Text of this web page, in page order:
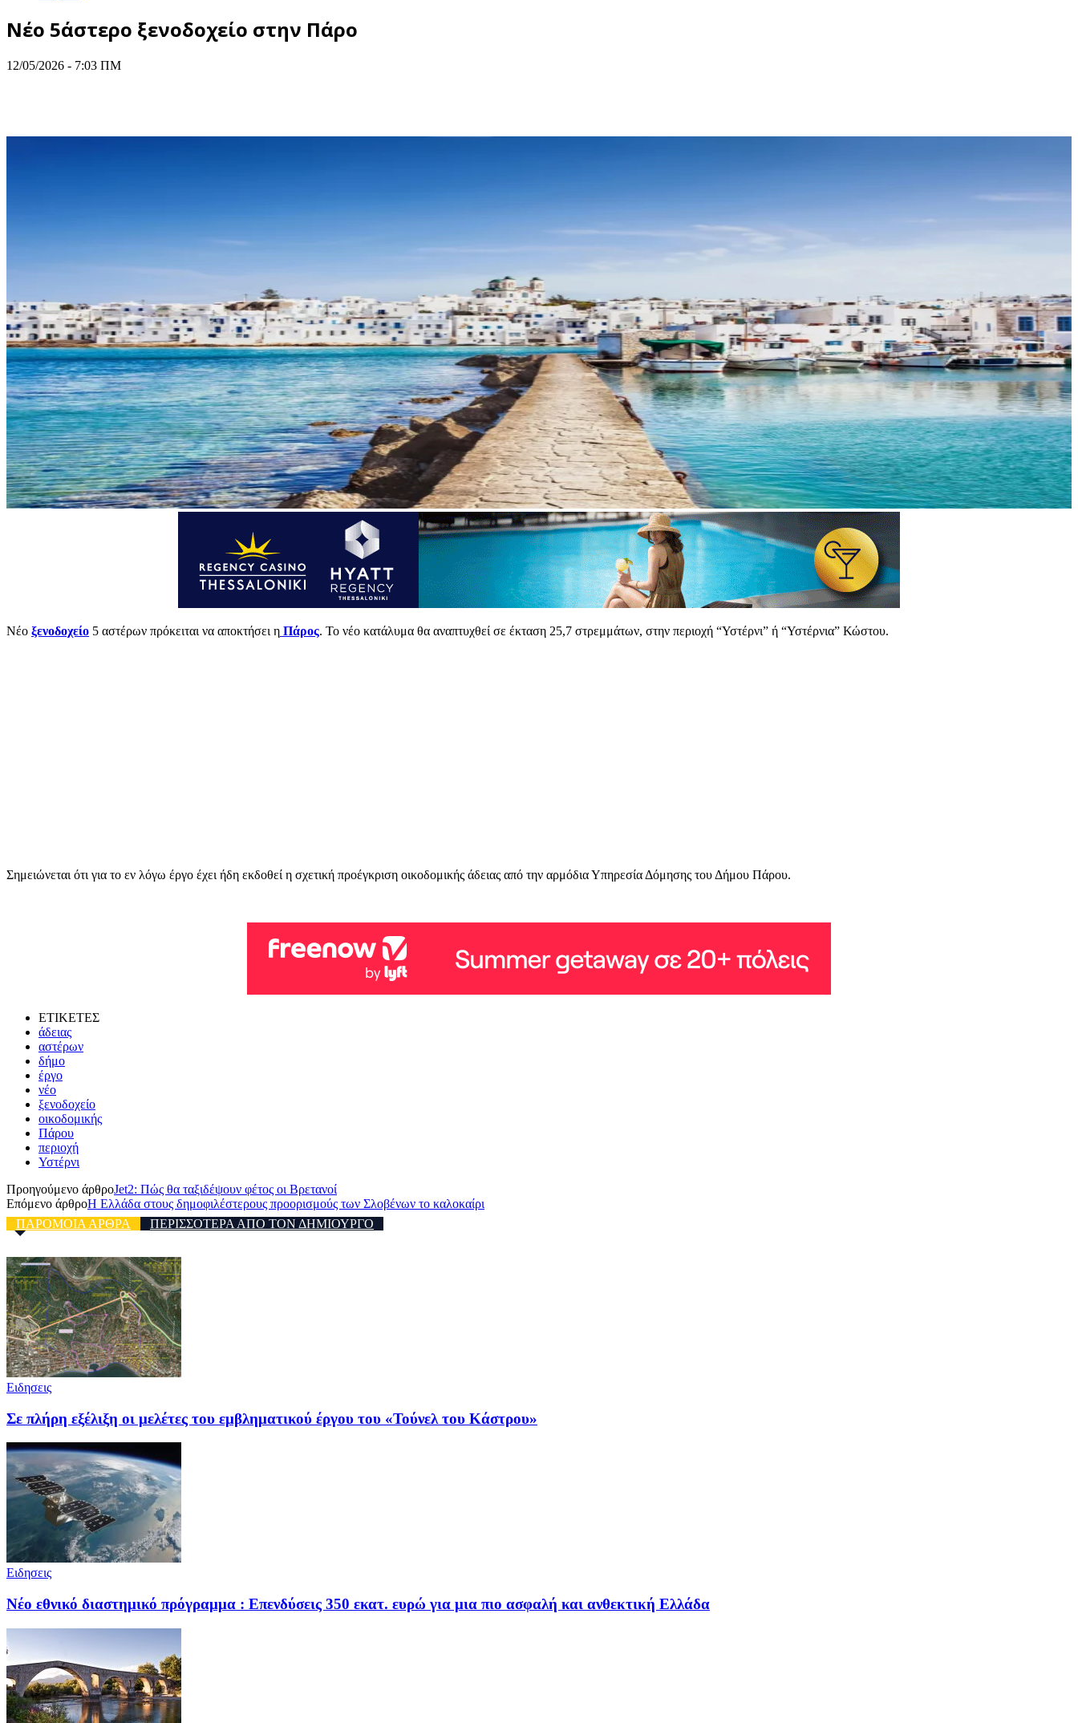
Νέο 5άστερο ξενοδοχείο στην Πάρο
12/05/2026 - 7:03 ΠΜ
Νέο ξενοδοχείο 5 αστέρων πρόκειται να αποκτήσει η Πάρος. Το νέο κατάλυμα θα αναπτυχθεί σε έκταση 25,7 στρεμμάτων, στην περιοχή “Υστέρνι” ή “Υστέρνια” Κώστου.
Σημειώνεται ότι για το εν λόγω έργο έχει ήδη εκδοθεί η σχετική προέγκριση οικοδομικής άδειας από την αρμόδια Υπηρεσία Δόμησης του Δήμου Πάρου.
ΕΤΙΚΕΤΕΣ
άδειας
αστέρων
δήμο
έργο
νέο
ξενοδοχείο
οικοδομικής
Πάρου
περιοχή
Υστέρνι
Προηγούμενο άρθροJet2: Πώς θα ταξιδέψουν φέτος οι Βρετανοί
Επόμενο άρθροΗ Ελλάδα στους δημοφιλέστερους προορισμούς των Σλοβένων το καλοκαίρι
ΠΑΡΟΜΟΙΑ ΑΡΘΡΑ
ΠΕΡΙΣΣΟΤΕΡΑ ΑΠΟ ΤΟΝ ΔΗΜΙΟΥΡΓΟ
Ειδησεις
Σε πλήρη εξέλιξη οι μελέτες του εμβληματικού έργου του «Τούνελ του Κάστρου»
Ειδησεις
Νέο εθνικό διαστημικό πρόγραμμα : Επενδύσεις 350 εκατ. ευρώ για μια πιο ασφαλή και ανθεκτική Ελλάδα